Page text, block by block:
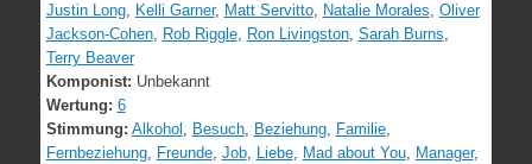
Justin Long, Kelli Garner, Matt Servitto, Natalie Morales, Oliver
Jackson-Cohen, Rob Riggle, Ron Livingston, Sarah Burns,
Terry Beaver
Komponist: Unbekannt
Wertung: 6
Stimmung: Alkohol , Besuch, Beziehung, Familie,
Fernbeziehung, Freunde, Job, Liebe, Mad about You, Manager,